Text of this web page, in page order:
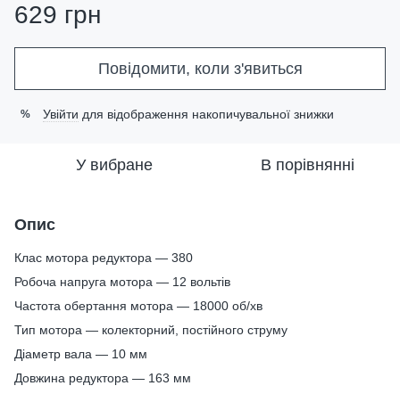
629 грн
Повідомити, коли з'явиться
% Увійти для відображення накопичувальної знижки
У вибране В порівнянні
Опис
Клас мотора редуктора — 380
Робоча напруга мотора — 12 вольтів
Частота обертання мотора — 18000 об/хв
Тип мотора — колекторний, постійного струму
Діаметр вала — 10 мм
Довжина редуктора — 163 мм